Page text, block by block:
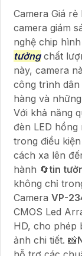
Camera Giá rẻ
camera giám
nghệ chip
tưởngchất
này, camera
công trình
hàng và
Với khả năng
đèn LED
trong điều
cách xa lên
hành 🔄tin
không chỉ
Camera VP-
CMOS Led
HD, cho phép
ảnh chi tiết. 📸